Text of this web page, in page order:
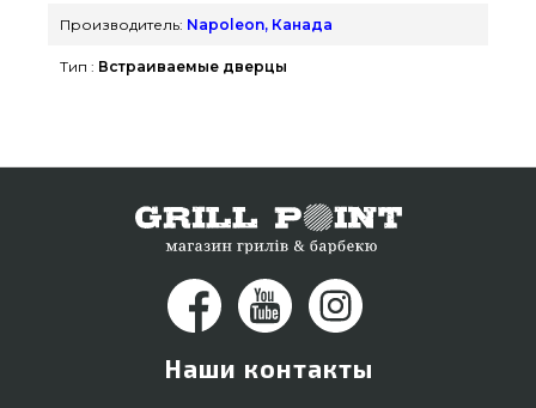
грилей и барбекью grillpoint.com.ua Самые
встраиваемые грили в интернет магазине
и мы поможем заказать покупателям городов:
Производитель: Napoleon, Канада
Тип : Встраиваемые дверцы
Наши контакты